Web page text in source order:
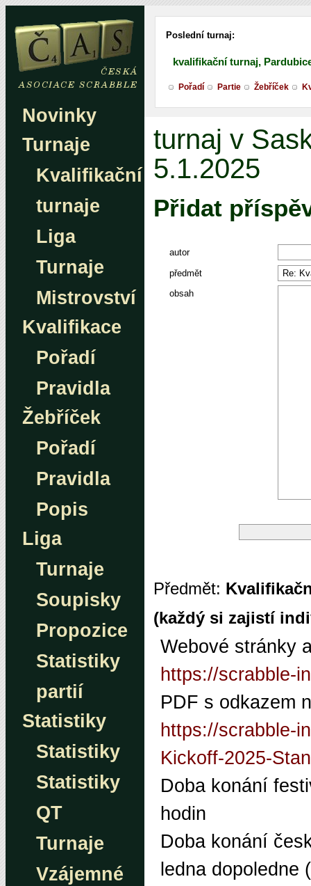
Novinky
Turnaje
Kvalifikační
turnaje
Liga
Turnaje
Mistrovství
Kvalifikace
Pořadí
Pravidla
Žebříček
Pořadí
Pravidla
Popis
Liga
Turnaje
Soupisky
Propozice
Statistiky
partií
Statistiky
Statistiky
Statistiky
QT
Turnaje
Vzájemné
Poslední turnaj:
kvalifikační turnaj,
Pořadí Partie Žebříček
turnaj v
5.1.2025
Přidat
autor
předmět
obsah
Předmět:
(každý si zajistí
Webové stránky
https://scrabble-
PDF s odkazem
https://scrabble-
Kickoff-2025-
Doba konání
hodin
Doba konání
ledna dopoledne